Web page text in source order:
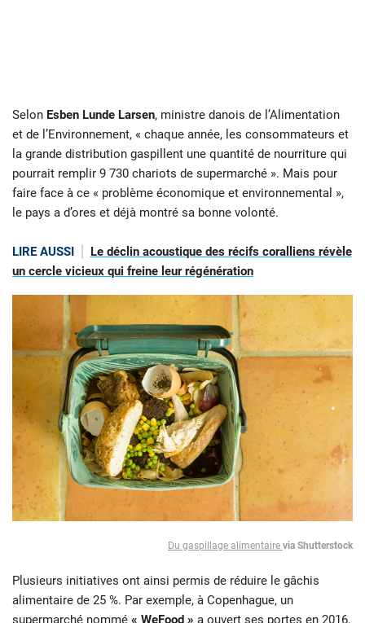
Selon Esben Lunde Larsen, ministre danois de l’Alimentation
et de l’Environnement, « chaque année, les consommateurs et
la grande distribution gaspillent une quantité de nourriture qui
pourrait remplir 9 730 chariots de supermarché ». Mais pour
faire face à ce « problème économique et environnemental »,
le pays a d’ores et déjà montré sa bonne volonté.
LIRE AUSSI
Le déclin acoustique des récifs coralliens révèle
un cercle vicieux qui freine leur régénération
Du gaspillage alimentaire via Shutterstock
Plusieurs initiatives ont ainsi permis de réduire le gâchis
alimentaire de 25 %. Par exemple, à Copenhague, un
supermarché nommé « WeFood » a ouvert ses portes en 2016.